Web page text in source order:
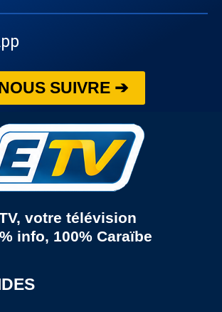
SUIVRE ➔
votre télévision
info, 100% Caraïbe